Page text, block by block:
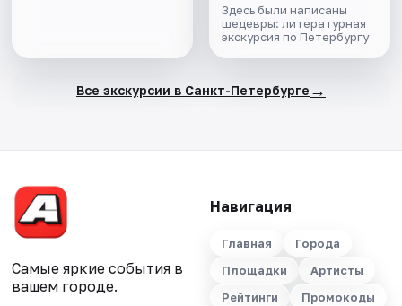
Здесь были написаны
шедевры: литературная
экскурсия по Петербургу
Все экскурсии в Санкт-Петербурге →
Самые яркие события в
вашем городе.
Навигация
Главная
Города
Площадки
Артисты
Рейтинги
Промокоды